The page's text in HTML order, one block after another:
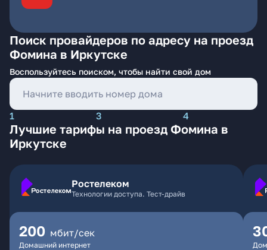
Поиск провайдеров по адресу на проезд
Фомина в Иркутске
Воспользуйтесь поиском, чтобы найти свой дом
1 3 4
Лучшие тарифы на проезд Фомина в
Иркутске
Ростелеком
Технологии доступа. Тест-драйв
200 мбит/сек
Домашний интернет